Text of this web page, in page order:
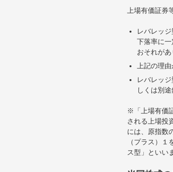
上場有価証
レバレッ
下落率に
おそれがあ
上記の理
レバレッ
しくは別
※「上場有価
される上場投
には、原指数
（プラス）
ス型」といい